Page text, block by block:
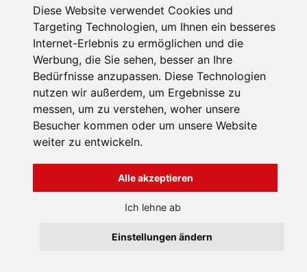
Diese Website verwendet Cookies und
Targeting Technologien, um Ihnen ein besseres
Internet-Erlebnis zu ermöglichen und die
Werbung, die Sie sehen, besser an Ihre
Bedürfnisse anzupassen. Diese Technologien
nutzen wir außerdem, um Ergebnisse zu
messen, um zu verstehen, woher unsere
Besucher kommen oder um unsere Website
weiter zu entwickeln.
Alle akzeptieren
Ich lehne ab
Einstellungen ändern
Allgemeine
Geschäftsbedingungen
Uber uns
Kontakten
Všechna práva vyhrazena
Bravura s.r.o. © 2026
profesionální webové stránky: triangl web